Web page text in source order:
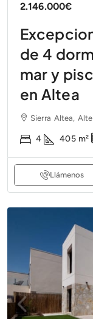
2.146.000€
de 4
mar y
en Altea
Sierra Altea,
4 405 m²
Llámenos